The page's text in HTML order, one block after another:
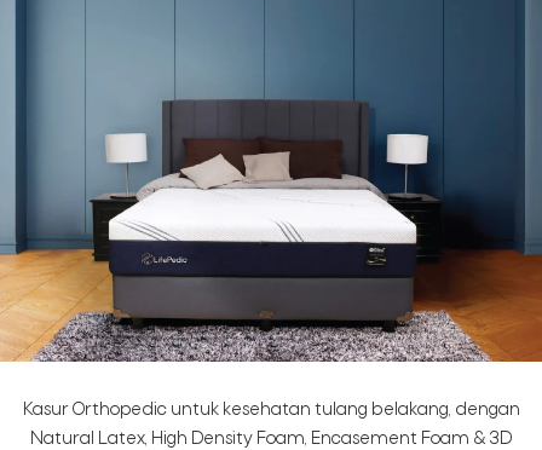
Kasur Orthopedic untuk kesehatan tulang belakang, dengan
Natural Latex, High Density Foam, Encasement Foam & 3D